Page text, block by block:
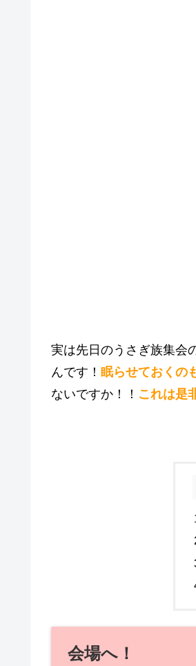
実は先日のうさぎ族集会
んです！ 眠らせておくの
ないですか！！ これは是
会場へ！